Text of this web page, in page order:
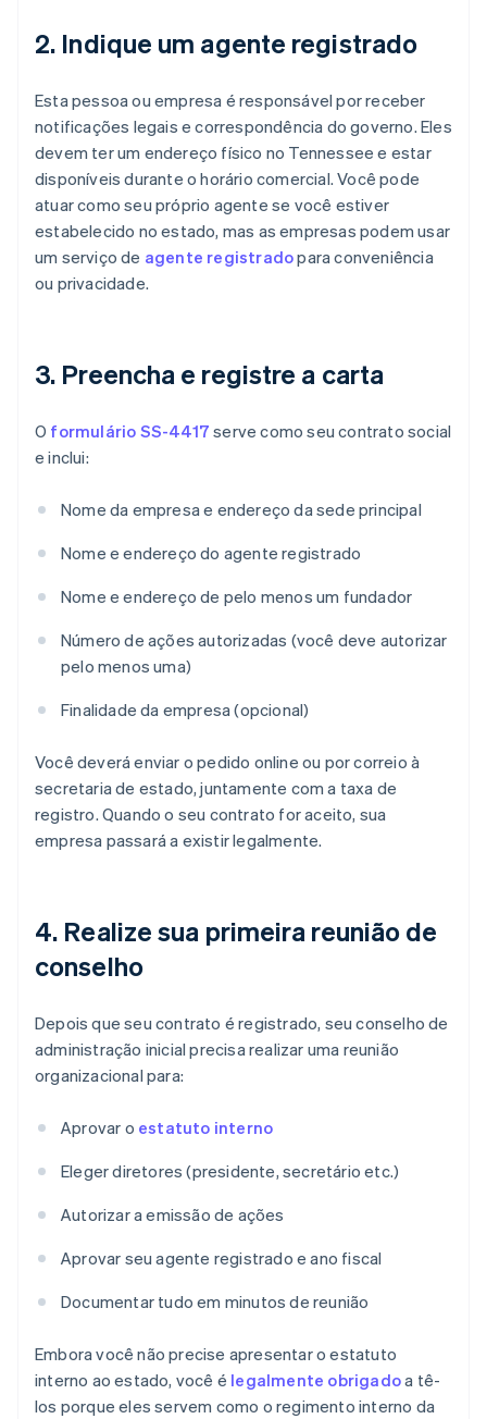
2. Indique um agente registrado
Esta pessoa ou empresa é responsável por receber
notificações legais e correspondência do governo. Eles
devem ter um endereço físico no Tennessee e estar
disponíveis durante o horário comercial. Você pode
atuar como seu próprio agente se você estiver
estabelecido no estado, mas as empresas podem usar
um serviço de agente registradopara conveniência
ou privacidade.
3. Preencha e registre a carta
O formulário SS-4417 serve como seu contrato social
e inclui:
Nome da empresa e endereço da sede principal
Nome e endereço do agente registrado
Nome e endereço de pelo menos um fundador
Número de ações autorizadas (você deve autorizar
pelo menos uma)
Finalidade da empresa (opcional)
Você deverá enviar o pedido online ou por correio à
secretaria de estado, juntamente com a taxa de
registro. Quando o seu contrato for aceito, sua
empresa passará a existir legalmente.
4. Realize sua primeira reunião de
conselho
Depois que seu contrato é registrado, seu conselho de
administração inicial precisa realizar uma reunião
organizacional para:
Aprovar o estatuto interno
Eleger diretores (presidente, secretário etc.)
Autorizar a emissão de ações
Aprovar seu agente registrado e ano fiscal
Documentar tudo em minutos de reunião
Embora você não precise apresentar o estatuto
interno ao estado, você é legalmente obrigadoa tê-
los porque eles servem como o regimento interno da